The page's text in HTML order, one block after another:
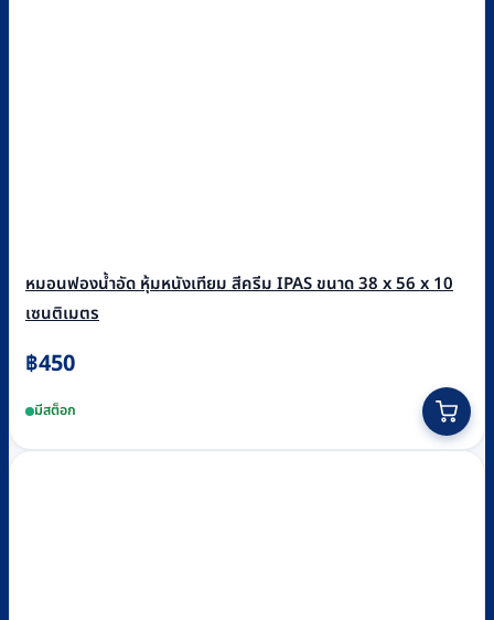
หมอนฟองน้ำอัด หุ้มหนังเทียม สีครีม IPAS ขนาด 38 x 56 x 10
เซนติเมตร
฿450
มีสต็อก